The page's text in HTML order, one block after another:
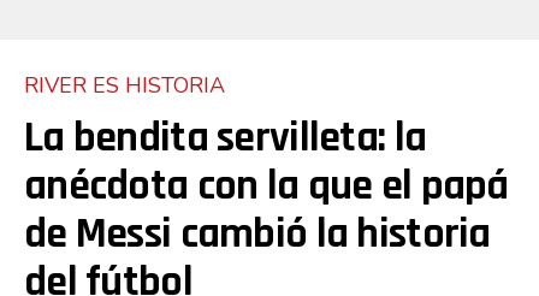
RIVER ES HISTORIA
La bendita servilleta: la
anécdota con la que el papá
de Messi cambió la historia
del fútbol
Email